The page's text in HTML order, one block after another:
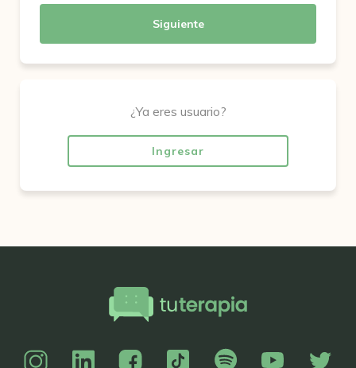
Siguiente
¿Ya eres usuario?
Ingresar